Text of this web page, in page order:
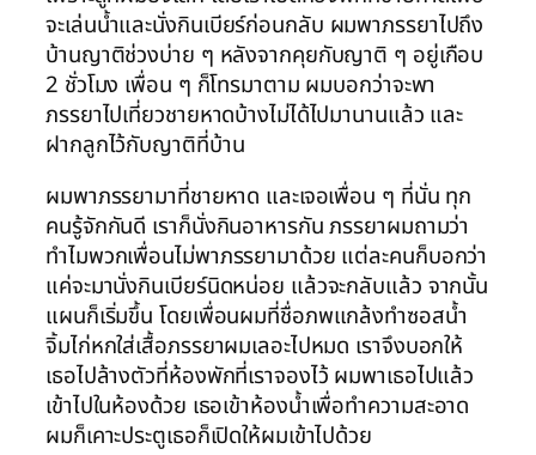
จะเล่นน้ำและนั่งกินเบียร์ก่อนกลับ ผมพาภรรยาไปถึง
บ้านญาติช่วงบ่าย ๆ หลังจากคุยกับญาติ ๆ อยู่เกือบ
2 ชั่วโมง เพื่อน ๆ ก็โทรมาตาม ผมบอกว่าจะพา
ภรรยาไปเที่ยวชายหาดบ้างไม่ได้ไปมานานแล้ว และ
ฝากลูกไว้กับญาติที่บ้าน
ผมพาภรรยามาที่ชายหาด และเจอเพื่อน ๆ ที่นั่น ทุก
คนรู้จักกันดี เราก็นั่งกินอาหารกัน ภรรยาผมถามว่า
ทำไมพวกเพื่อนไม่พาภรรยามาด้วย แต่ละคนก็บอกว่า
แค่จะมานั่งกินเบียร์นิดหน่อย แล้วจะกลับแล้ว จากนั้น
แผนก็เริ่มขึ้น โดยเพื่อนผมที่ชื่อภพแกล้งทำซอสน้ำ
จิ้มไก่หกใส่เสื้อภรรยาผมเลอะไปหมด เราจึงบอกให้
เธอไปล้างตัวที่ห้องพักที่เราจองไว้ ผมพาเธอไปแล้ว
เข้าไปในห้องด้วย เธอเข้าห้องน้ำเพื่อทำความสะอาด
ผมก็เคาะประตูเธอก็เปิดให้ผมเข้าไปด้วย